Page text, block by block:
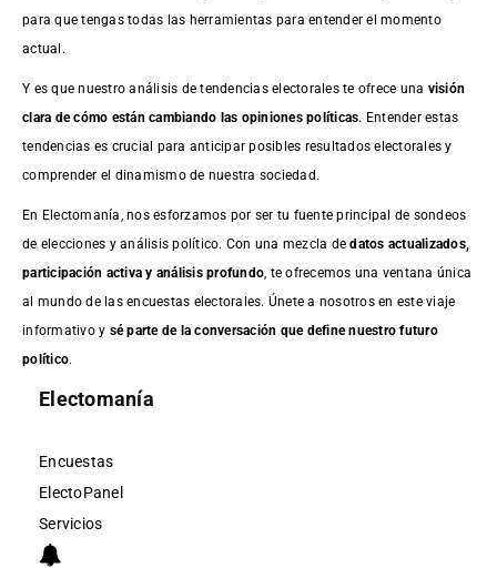
para que tengas todas las herramientas para entender el momento
actual.
Y es que nuestro análisis de tendencias electorales te ofrece una visión
clara de cómo están cambiando las opiniones políticas. Entender estas
tendencias es crucial para anticipar posibles resultados electorales y
comprender el dinamismo de nuestra sociedad.
En Electomanía, nos esforzamos por ser tu fuente principal de sondeos
de elecciones y análisis político. Con una mezcla dedatos actualizados,
participación activa y análisis profundo , te ofrecemos una ventana única
al mundo de las encuestas electorales. Únete a nosotros en este viaje
informativo y sé parte de la conversación que define nuestro futuro
político.
Electomanía
Encuestas
ElectoPanel
Servicios